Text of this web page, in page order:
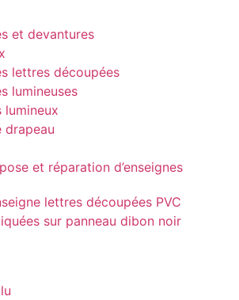
et devantures
lettres découpées
lumineuses
lumineux
drapeau
et réparation d’enseignes